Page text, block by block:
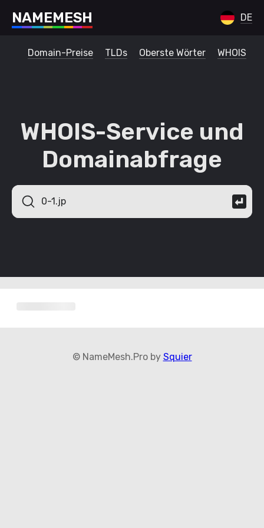
NAMEMESH DE
Domain-Preise TLDs Oberste Wörter WHOIS
WHOIS-Service und
Domainabfrage
© NameMesh.Pro by Squier